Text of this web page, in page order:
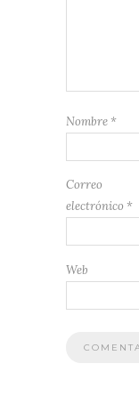
Nombre *
Correo
electrónico *
Web